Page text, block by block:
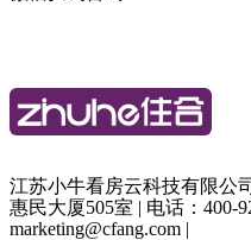
江苏小牛看房云科技有限公
惠民大厦505室 | 电话：400-
marketing@cfang.com |